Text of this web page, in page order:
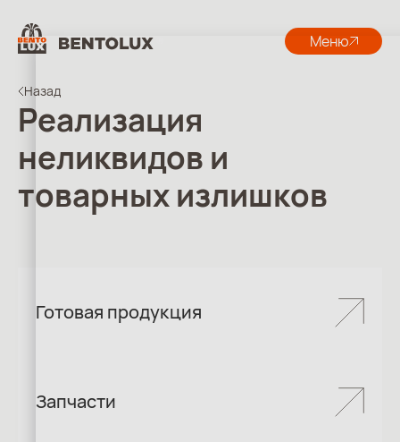
Меню
Назад
Реализация
неликвидов и
товарных излишков
Готовая продукция
Запчасти